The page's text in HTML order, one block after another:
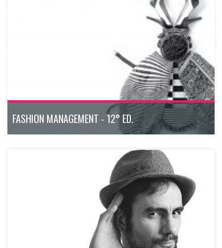
Il Master Executive multidisciplinare e con approccio
esperienziale che forma professionisti capaci di prendersi
cura del bene più prezioso delle aziende moderne: il capitale
Bologna
FASHION MANAGEMENT - 12° ED.
Il Master Executive modulare, dal taglio pratico e operativo,
che fornisce le competenze per ricoprire i ruoli più ricercati
200h
Bologna